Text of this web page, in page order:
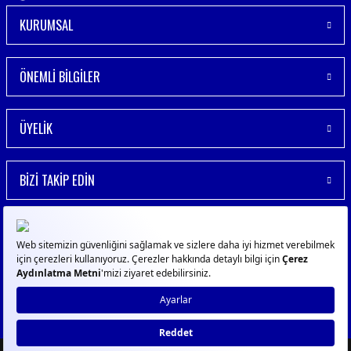
KURUMSAL
ÖNEMLİ BİLGİLER
ÜYELİK
BİZİ TAKİP EDİN